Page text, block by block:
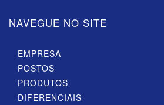
NAVEGUE NO SITE
EMPRESA
POSTOS
PRODUTOS
DIFERENCIAIS